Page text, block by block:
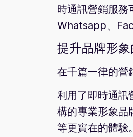
時通訊營銷服務
Whatsapp、
提升品牌形
在千篇一律的營
利用了即時通訊
構的專業形象品
等更實在的體驗。